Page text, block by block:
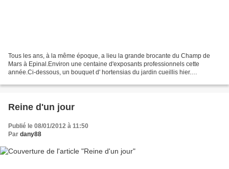
Tous les ans, à la même époque, a lieu la grande brocante du Champ de
Mars à Epinal.Environ une centaine d'exposants professionnels cette
année.Ci-dessous, un bouquet d' hortensias du jardin cueillis hier.
Reine d'un jour
Publié le 08/01/2012 à 11:50
Par dany88